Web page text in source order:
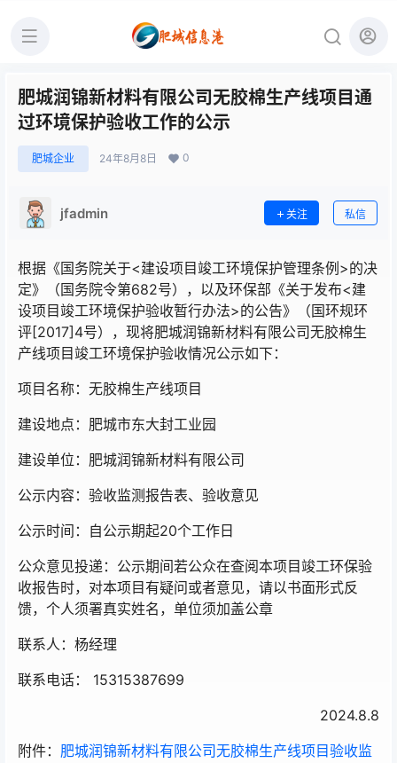
肥城润锦新材料有限公司无胶棉生产线项目通
过环境保护验收工作的公示
肥城企业 24年8月8日 0
jfadmin 关注 私信
根据《国务院关于<建设项目竣工环境保护管理条例>的决
定》（国务院令第682号），以及环保部《关于发布<建
设项目竣工环境保护验收暂行办法>的公告》（国环规环
评[2017]4号），现将肥城润锦新材料有限公司无胶棉生
产线项目竣工环境保护验收情况公示如下：
项目名称：无胶棉生产线项目
建设地点：肥城市东大封工业园
建设单位：肥城润锦新材料有限公司
公示内容：验收监测报告表、验收意见
公示时间：自公示期起20个工作日
公众意见投递：公示期间若公众在查阅本项目竣工环保验
收报告时，对本项目有疑问或者意见，请以书面形式反
馈，个人须署真实姓名，单位须加盖公章
联系人：杨经理
联系电话： 15315387699
2024.8.8
附件： 肥城润锦新材料有限公司无胶棉生产线项目验收监